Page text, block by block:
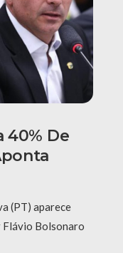
40% De
(PT) aparece
Flávio Bolsonaro